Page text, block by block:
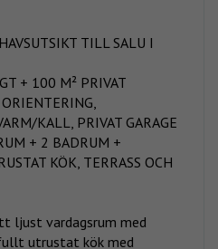
TILL SALU I
+ 100 M² PRIVAT
KALL, PRIVAT GARAGE
+ 2 BADRUM +
KÖK, TERRASS OCH
ljust vardagsrum med
utrustat kök med